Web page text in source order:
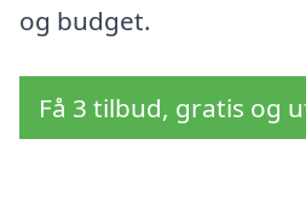
og budget.
Få 3 tilbud, gratis og